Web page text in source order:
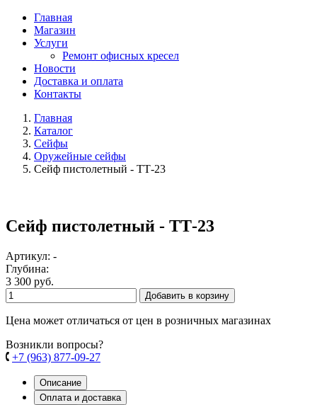
Главная
Магазин
Услуги
Ремонт офисных кресел
Новости
Доставка и оплата
Контакты
Главная
Каталог
Сейфы
Оружейные сейфы
Сейф пистолетный - ТТ-23
Сейф пистолетный - ТТ-23
Артикул: -
Глубина:
3 300 руб.
Добавить в корзину
Цена может отличаться от цен в розничных магазинах
Возникли вопросы?
+7 (963) 877-09-27
Описание
Оплата и доставка